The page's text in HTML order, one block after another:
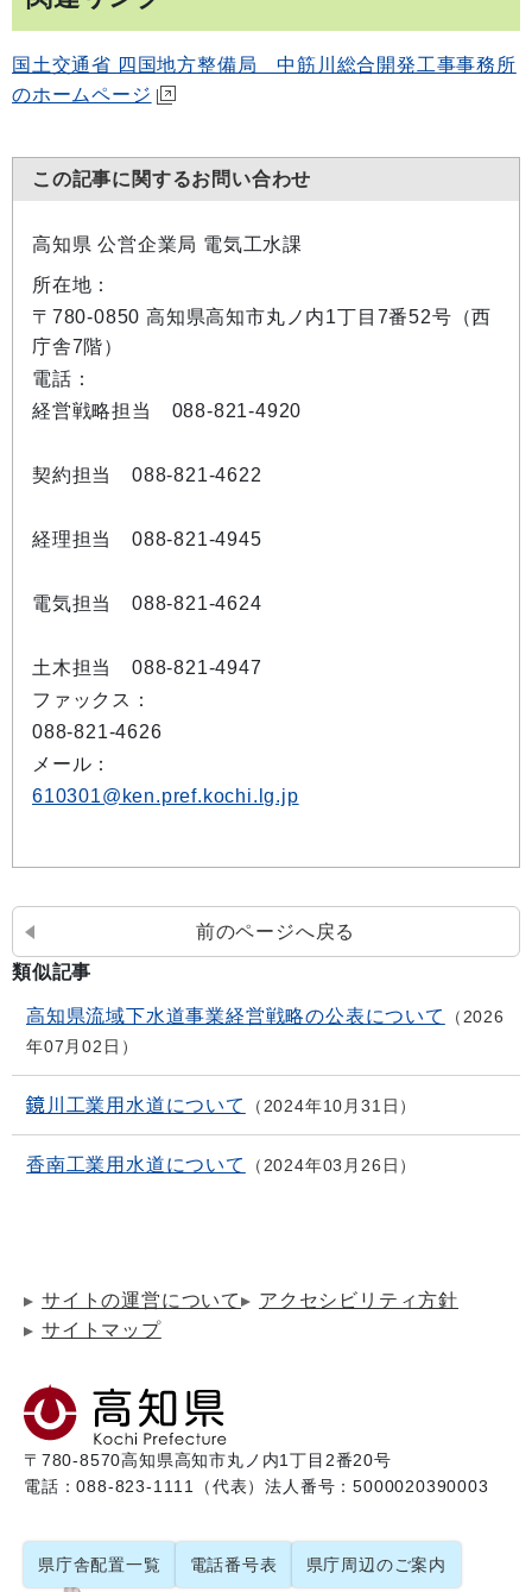
国土交通省 四国地方整備局 中筋川総合開発工事事務所
のホームページ
この記事に関するお問い合わせ
高知県 公営企業局 電気工水課
所在地：
〒780-0850 高知県高知市丸ノ内1丁目7番52号（西
庁舎7階）
電話：
経営戦略担当 088-821-4920
契約担当 088-821-4622
経理担当 088-821-4945
電気担当 088-821-4624
土木担当 088-821-4947
ファックス：
088-821-4626
メール：
610301@ken.pref.kochi.lg.jp
前のページへ戻る
類似記事
高知県流域下水道事業経営戦略の公表について
2026
年07月02日
鏡川工業用水道について 2024年10月31日
香南工業用水道について 2024年03月26日
サイトの運営について
アクセシビリティ方針
サイトマップ
〒780-8570高知県高知市丸ノ内1丁目2番20号
電話：088-823-1111（代表）法人番号：5000020390003
県庁舎配置一覧 電話番号表 県庁周辺のご案内